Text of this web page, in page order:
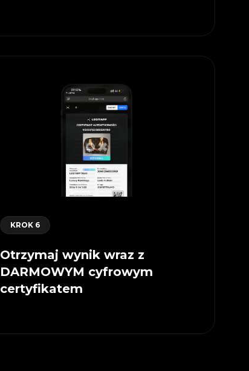
KROK 6
Otrzymaj wynik wraz z
DARMOWYM cyfrowym
certyfikatem